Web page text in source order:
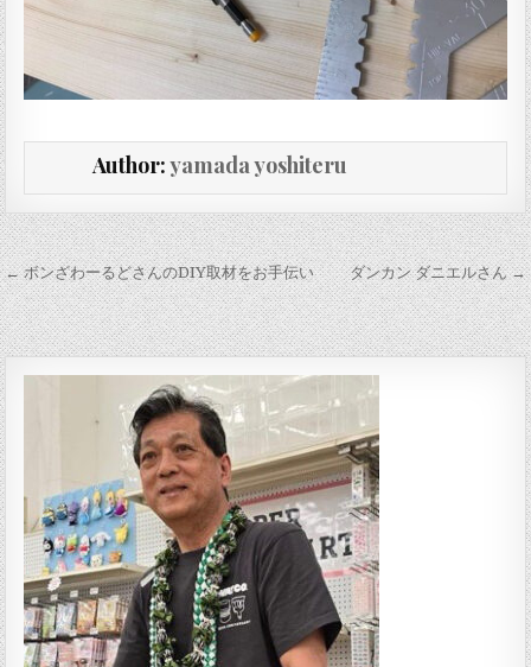
Author:yamada yoshiteru
投稿ナビゲーション
← ボンざわーるどさんのDIY取材をお手伝い ダンカン ダニエルさん →